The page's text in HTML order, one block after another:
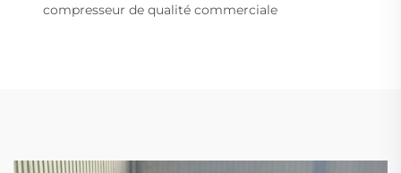
compresseur de qualité commerciale